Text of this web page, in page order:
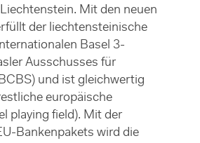
Mit den neuen
der liechtensteinische
Basel 3-
Ausschusses für
und ist gleichwertig
europäische
playing field). Mit der
Bankenpakets wird die